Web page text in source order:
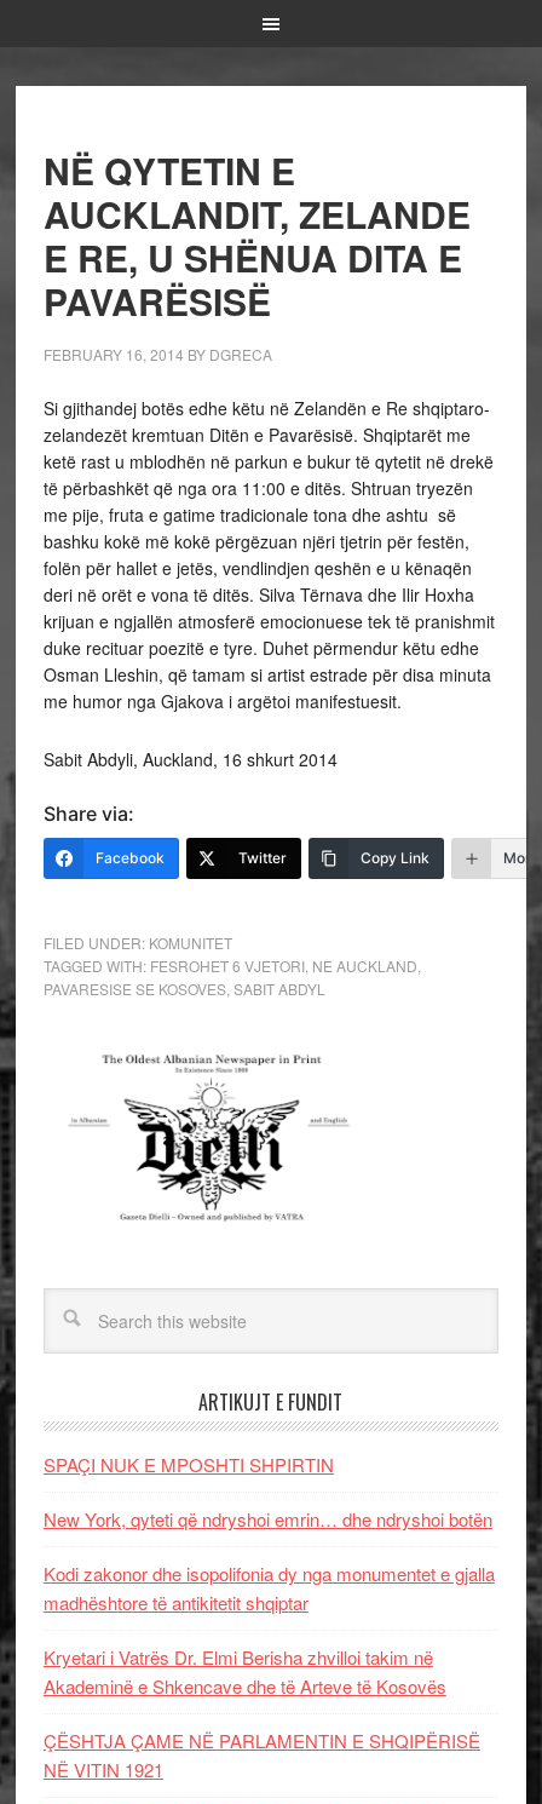
NË QYTETIN E
AUCKLANDIT, ZELANDE
E RE, U SHËNUA DITA E
PAVARËSISË
FEBRUARY 16, 2014 BY DGRECA
Si gjithandej botës edhe këtu në Zelandën e Re shqiptaro-
zelandezët kremtuan Ditën e Pavarësisë. Shqiptarët me
ketë rast u mblodhën në parkun e bukur të qytetit në drekë
të përbashkët që nga ora 11:00 e ditës. Shtruan tryezën
me pije, fruta e gatime tradicionale tona dhe ashtu së
bashku kokë më kokë përgëzuan njëri tjetrin për festën,
folën për hallet e jetës, vendlindjen qeshën e u kënaqën
deri në orët e vona të ditës. Silva Tërnava dhe Ilir Hoxha
krijuan e ngjallën atmosferë emocionuese tek të pranishmit
duke recituar poezitë e tyre. Duhet përmendur këtu edhe
Osman Lleshin, që tamam si artist estrade për disa minuta
me humor nga Gjakova i argëtoi manifestuesit.
Sabit Abdyli, Auckland, 16 shkurt 2014
Share via:
Facebook Twitter Copy Link More
FILED UNDER: KOMUNITET
TAGGED WITH: FESROHET 6 VJETORI, NE AUCKLAND
PAVARESISE SE KOSOVES, SABIT ABDYL
ARTIKUJT E FUNDIT
SPAÇI NUK E MPOSHTI SHPIRTIN
New York, qyteti që ndryshoi emrin… dhe ndryshoi botën
Kodi zakonor dhe isopolifonia dy nga monumentet e gjalla
madhështore të antikitetit shqiptar
Kryetari i Vatrës Dr. Elmi Berisha zhvilloi takim në
Akademinë e Shkencave dhe të Arteve të Kosovës
ÇËSHTJA ÇAME NË PARLAMENTIN E SHQIPËRISË
NË VITIN 1921